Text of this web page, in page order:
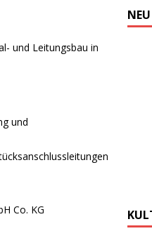
und Leitungsbau in
und
Co. KG